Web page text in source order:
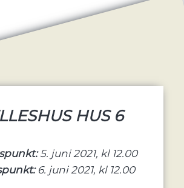
HUS 6
5. juni 2021, kl 12.00
6. juni 2021, kl 12.00